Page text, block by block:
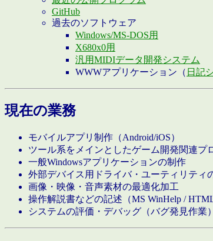
GitHub
過去のソフトウェア
Windows/MS-DOS用
X680x0用
汎用MIDIデータ開発システム
WWWアプリケーション（ 日記
現在の業務
モバイルアプリ制作（Android/iOS）
ツール系をメインとしたゲーム開発関連プ
一般Windowsアプリケーションの制作
外部デバイス用ドライバ・ユーティリティ
画像・映像・音声素材の最適化加工
操作解説書などの記述（MS WinHelp /
システムの評価・デバッグ（バグ発見作業）